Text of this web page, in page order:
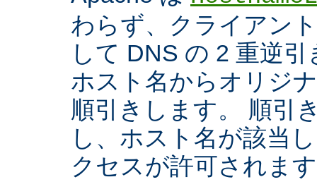
わらず、クライアン
して DNS の 2 重逆
ホスト名からオリジ
順引きします。 順引
し、ホスト名が該当
クセスが許可されま